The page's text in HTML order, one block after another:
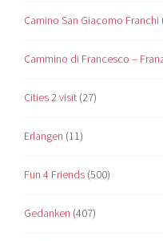
Camino San Giacomo Franchi
Cammino di Francesco –
Cities 2 visit (27)
Erlangen (11)
Fun 4 Friends (500)
Gedanken (407)